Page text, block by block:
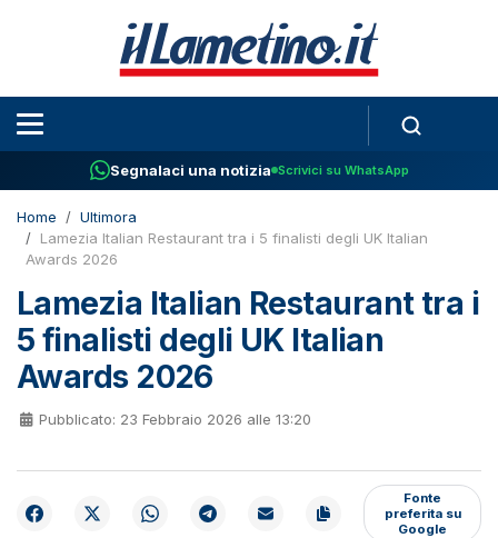
Segnalaci una notizia Scrivici su WhatsApp
Home
Ultimora
Lamezia Italian Restaurant tra i 5 finalisti degli UK Italian
Awards 2026
Lamezia Italian Restaurant tra i
5 finalisti degli UK Italian
Awards 2026
Pubblicato: 23 Febbraio 2026 alle 13:20
Fonte
preferita su
Google